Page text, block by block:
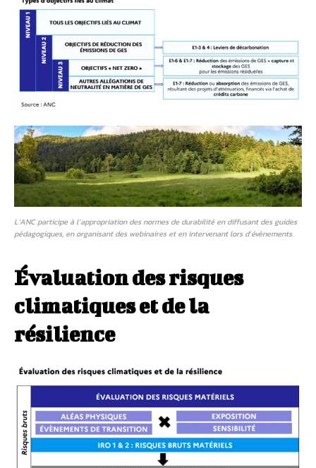
L’ANC participe à l’appropriation des normes de durabilité en diffusant des guides
pédagogiques, en organisant des webinaires et en intervenant lors d’évènements.
Évaluation des risques
climatiques et de la
résilience